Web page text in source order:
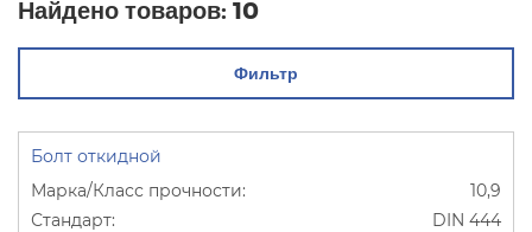
Найдено товаров: 10
Фильтр
Болт откидной
10,9
DIN 444